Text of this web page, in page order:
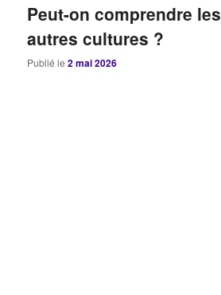
Peut-on comprendre les
autres cultures ?
Publié le2 mai 2026